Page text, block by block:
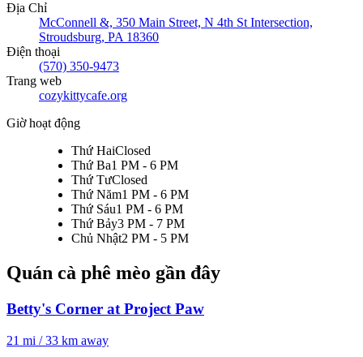
Địa Chỉ
McConnell &, 350 Main Street, N 4th St Intersection,
Stroudsburg, PA 18360
Điện thoại
(570) 350-9473
Trang web
cozykittycafe.org
Giờ hoạt động
Thứ HaiClosed
Thứ Ba1 PM - 6 PM
Thứ TưClosed
Thứ Năm1 PM - 6 PM
Thứ Sáu1 PM - 6 PM
Thứ Bảy3 PM - 7 PM
Chủ Nhật2 PM - 5 PM
Quán cà phê mèo gần đây
Betty's Corner at Project Paw
21 mi / 33 km away